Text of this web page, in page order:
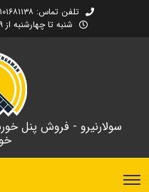
تلفن تماس: ۰۹۱۰۱۶۸۱۱۳۸ - ۰۲۱۸۸۴۵۸۶۱۹ - ۰۲۱۸۶۱۲۵۹۱۵
شنبه تا چهارشنبه از ۹ صبح تا ۱۷ و پنجشنبه تا ۱۲:۳۰
سولارنیرو - فروش پنل